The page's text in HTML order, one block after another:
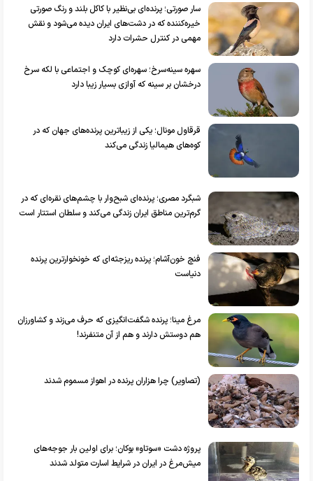
سار صورتی؛ پرنده‌ای بی‌نظیر با کاکل بلند و رنگ صورتی
خیره‌کننده که در دشت‌های ایران دیده می‌شود و نقش
مهمی در کنترل حشرات دارد
سهره سینه‌سرخ؛ سهره‌ای کوچک و اجتماعی با لکه سرخ
درخشان بر سینه که آوازی بسیار زیبا دارد
قرقاول مونال؛ یکی از زیباترین پرنده‌های جهان که در
کوه‌های هیمالیا زندگی می‌کند
شبگرد مصری؛ پرنده‌ای شبح‌وار با چشم‌های نقره‌ای که در
گرم‌ترین مناطق ایران زندگی می‌کند و سلطان استتار است
فنچ خون‌آشام؛ پرنده ریزجثه‌ای که خونخوارترین پرنده
دنیاست
مرغ مینا؛ پرنده شگفت‌انگیزی که حرف می‌زند و کشاورزان
هم دوستش دارند و هم از آن متنفرند!
(تصاویر) چرا هزاران پرنده در اهواز مسموم شدند
پروژه‌ دشت «سوتاو» بوکان؛ برای اولین بار جوجه‌های
میش‌مرغ در ایران در شرایط اسارت متولد شدند